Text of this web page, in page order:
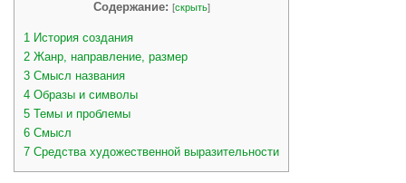
Содержание: [скрыть]
1
История создания
2 Жанр, направление, размер
3 Смысл названия
4 Образы и символы
5 Темы и проблемы
6 Смысл
7 Средства художественной выразительности